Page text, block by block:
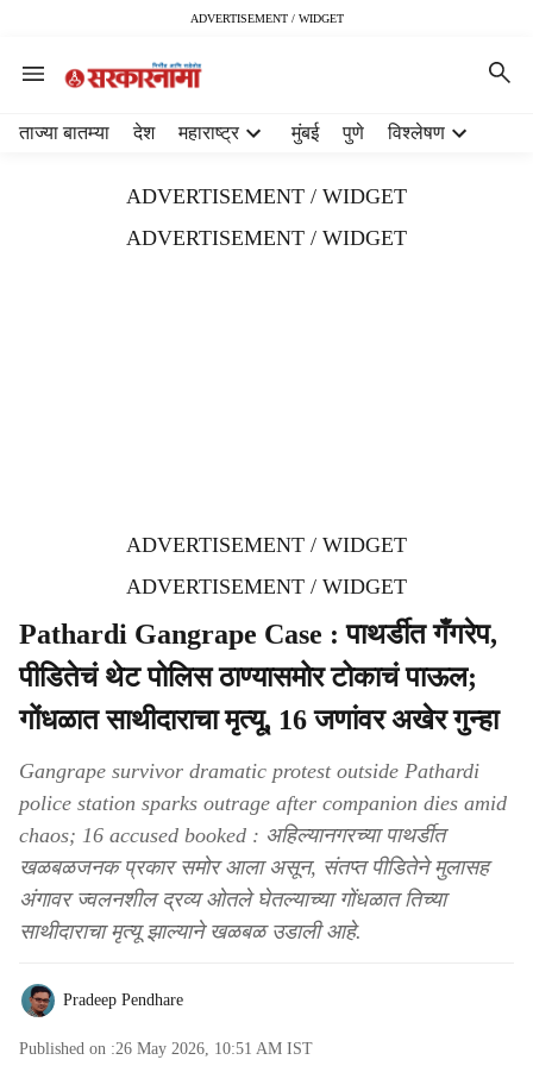
ADVERTISEMENT / WIDGET
ताज्या बातम्या देश महाराष्ट्र मुंबई पुणे विश्लेषण
ADVERTISEMENT / WIDGET
ADVERTISEMENT / WIDGET
ADVERTISEMENT / WIDGET
ADVERTISEMENT / WIDGET
Pathardi Gangrape Case : पाथर्डीत गँगरेप,
पीडितेचं थेट पोलिस ठाण्यासमोर टोकाचं पाऊल;
गोंधळात साथीदाराचा मृत्यू, 16 जणांवर अखेर गुन्हा
Gangrape survivor dramatic protest outside Pathardi
police station sparks outrage after companion dies amid
chaos; 16 accused booked : अहिल्यानगरच्या पाथर्डीत
खळबळजनक प्रकार समोर आला असून, संतप्त पीडितेने मुलासह
अंगावर ज्वलनशील द्रव्य ओतले घेतल्याच्या गोंधळात तिच्या
साथीदाराचा मृत्यू झाल्याने खळबळ उडाली आहे.
Pradeep Pendhare
Published on :26 May 2026, 10:51 AM IST